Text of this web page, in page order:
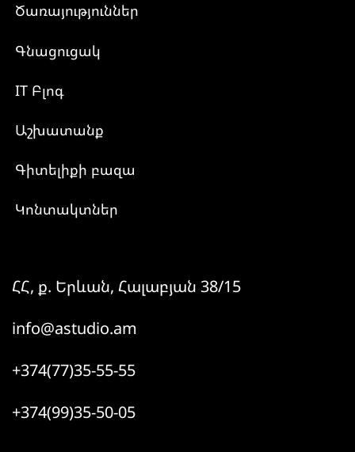
Ծառայություններ
Գնացուցակ
IT Բլոգ
Աշխատանք
Գիտելիքի բազա
Կոնտակտներ
ՀՀ, ք. Երևան, Հալաբյան 38/15
info@astudio.am
+374(77)35-55-55
+374(99)35-50-05